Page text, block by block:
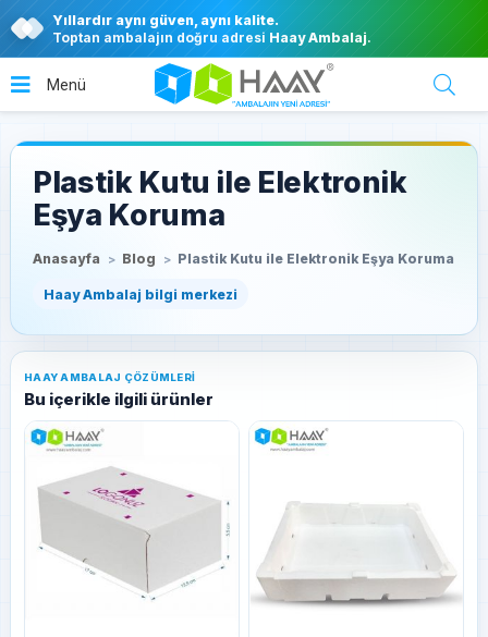
Yıllardır aynı güven, aynı kalite.
Toptan ambalajın doğru adresi Haay Ambalaj.
Plastik Kutu ile Elektronik
Eşya Koruma
Anasayfa Blog Plastik Kutu ile Elektronik Eşya Koruma
HAAY AMBALAJ ÇÖZÜMLERI
Bu içerikle ilgili ürünler